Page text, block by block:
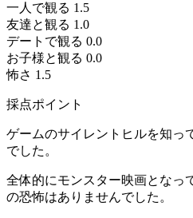
一人で観る 1.5
友達と観る 1.0
デートで観る 0.0
お子様と観る 0.0
怖さ 1.5
採点ポイント
ゲームのサイレントヒルを知っ
でした。
全体的にモンスター映画となっ
の恐怖はありませんでした。